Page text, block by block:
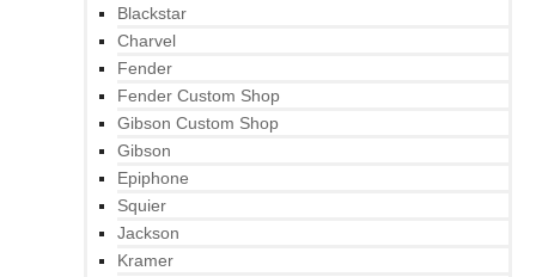
Blackstar
Charvel
Fender
Fender Custom Shop
Gibson Custom Shop
Gibson
Epiphone
Squier
Jackson
Kramer